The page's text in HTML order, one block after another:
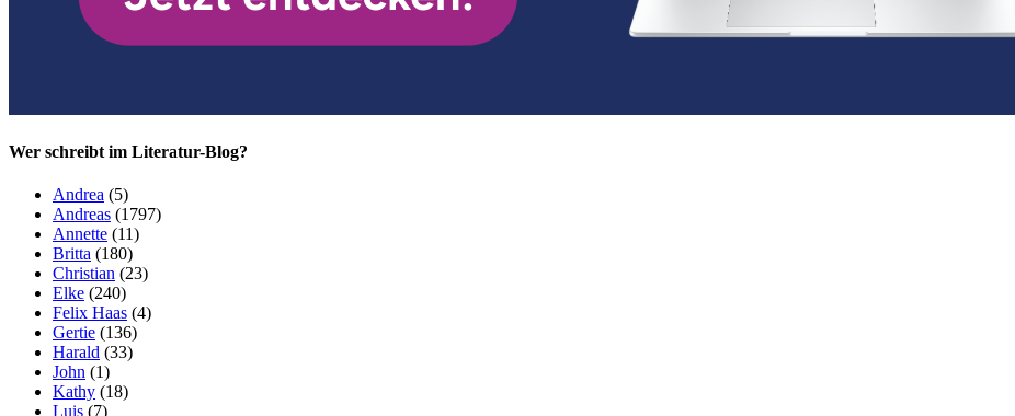
Wer schreibt im Literatur-Blog?
Andrea (5)
Andreas (1797)
Annette (11)
Britta (180)
Christian (23)
Elke (240)
Felix Haas (4)
Gertie (136)
Harald (33)
John (1)
Kathy (18)
Luis (7)